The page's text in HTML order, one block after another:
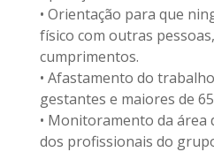
• Orientação para que
físico com outras
cumprimentos.
• Afastamento do
gestantes e maiores de
• Monitoramento da área
dos profissionais do